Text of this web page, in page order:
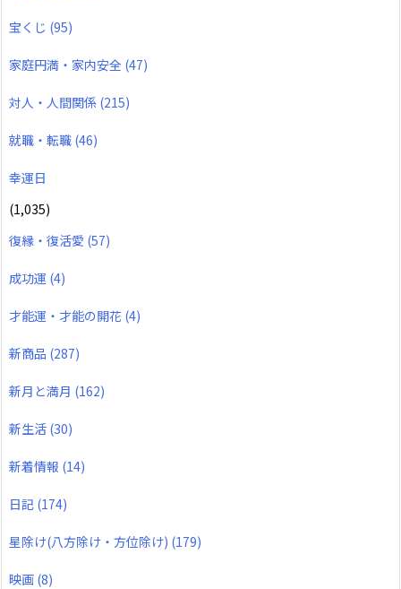
宝くじ (95)
家庭円満・家内安全 (47)
対人・人間関係 (215)
就職・転職 (46)
幸運日
(1,035)
復縁・復活愛 (57)
成功運 (4)
才能運・才能の開花 (4)
新商品 (287)
新月と満月 (162)
新生活 (30)
新着情報 (14)
日記 (174)
星除け(八方除け・方位除け) (179)
映画 (8)